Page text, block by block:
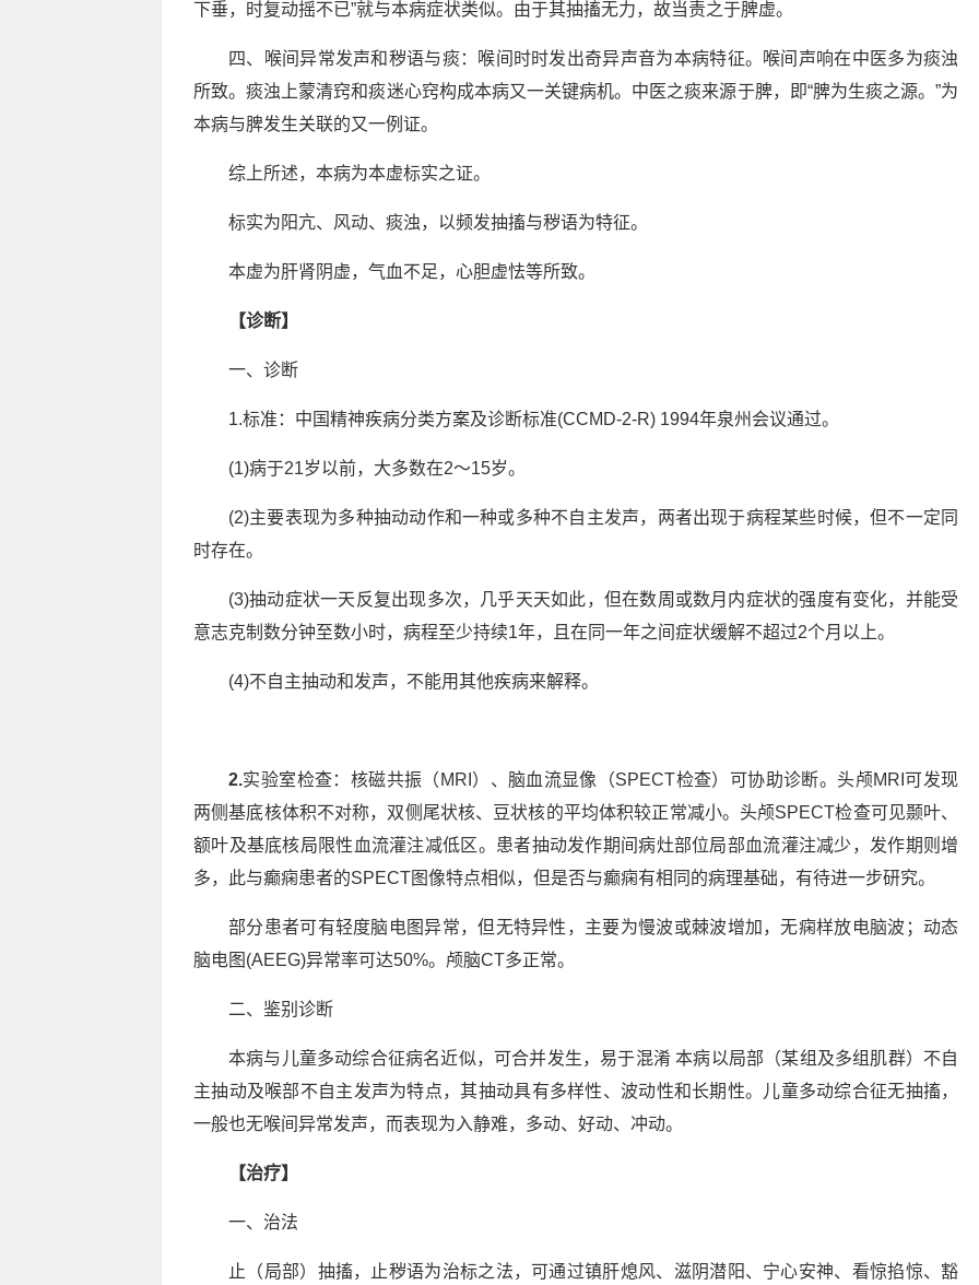
下垂，时复动摇不已”就与本病症状类似。由于其抽搐无力，故当责之于脾虚。
四、喉间异常发声和秽语与痰：喉间时时发出奇异声音为本病特征。喉间声响在中医多为痰浊
所致。痰浊上蒙清窍和痰迷心窍构成本病又一关键病机。中医之痰来源于脾，即“脾为生痰之源。”为
本病与脾发生关联的又一例证。
综上所述，本病为本虚标实之证。
标实为阳亢、风动、痰浊，以频发抽搐与秽语为特征。
本虚为肝肾阴虚，气血不足，心胆虚怯等所致。
【诊断】
一、诊断
1.标准：中国精神疾病分类方案及诊断标准(CCMD-2-R) 1994年泉州会议通过。
(1)病于21岁以前，大多数在2～15岁。
(2)主要表现为多种抽动动作和一种或多种不自主发声，两者出现于病程某些时候，但不一定同
时存在。
(3)抽动症状一天反复出现多次，几乎天天如此，但在数周或数月内症状的强度有变化，并能受
意志克制数分钟至数小时，病程至少持续1年，且在同一年之间症状缓解不超过2个月以上。
(4)不自主抽动和发声，不能用其他疾病来解释。
2.实验室检查：核磁共振（MRI）、脑血流显像（SPECT检查）可协助诊断。头颅MRI可发现
两侧基底核体积不对称，双侧尾状核、豆状核的平均体积较正常减小。头颅SPECT检查可见颞叶、
额叶及基底核局限性血流灌注减低区。患者抽动发作期间病灶部位局部血流灌注减少，发作期则增
多，此与癫痫患者的SPECT图像特点相似，但是否与癫痫有相同的病理基础，有待进一步研究。
部分患者可有轻度脑电图异常，但无特异性，主要为慢波或棘波增加，无痫样放电脑波；动态
脑电图(AEEG)异常率可达50%。颅脑CT多正常。
二、鉴别诊断
本病与儿童多动综合征病名近似，可合并发生，易于混淆 本病以局部（某组及多组肌群）不自
主抽动及喉部不自主发声为特点，其抽动具有多样性、波动性和长期性。儿童多动综合征无抽搐，
一般也无喉间异常发声，而表现为入静难，多动、好动、冲动。
【治疗】
一、治法
止（局部）抽搐，止秽语为治标之法，可通过镇肝熄风、滋阴潜阳、宁心安神、看惊掐惊、豁